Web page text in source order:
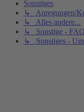
Sonstiges
↳ Anregungen/
↳ Alles andere...
↳ Sonstige - FAQ
↳ Sonstiges -